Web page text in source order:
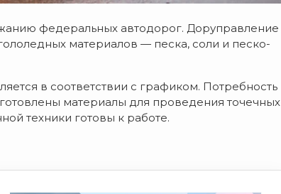
федеральных автодорог. Доруправление
материалов — песка, соли и песко-
в соответствии с графиком. Потребность
материалы для проведения точечных
техники готовы к работе.